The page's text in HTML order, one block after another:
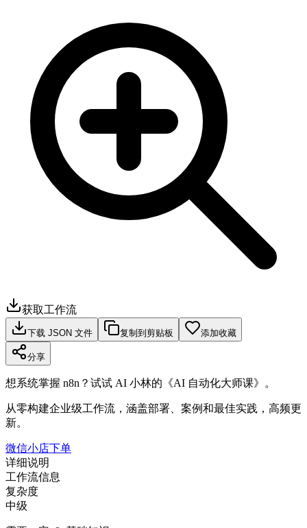
获取工作流
下载 JSON 文件 复制到剪贴板 添加收藏
分享
想系统掌握 n8n？试试 AI 小林的《AI 自动化大师课》。
从零构建企业级工作流，涵盖部署、案例和最佳实践，高频更
新。
微信小店下单
详细说明
工作流信息
复杂度
中级